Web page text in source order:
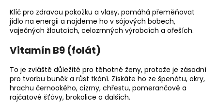
Klíč pro zdravou pokožku a vlasy, pomáhá přeměňovat
jídlo na energii a najdeme ho v sójových bobech,
vaječných žloutcích, celozrnných výrobcích a ořeších.
Vitamín B9 (folát)
To je zvláště důležité pro těhotné ženy, protože je zásadní
pro tvorbu buněk a růst tkání. Získáte ho ze špenátu, okry,
hrachu černookého, cizrny, chřestu, pomerančové a
rajčatové šťávy, brokolice a dalších.